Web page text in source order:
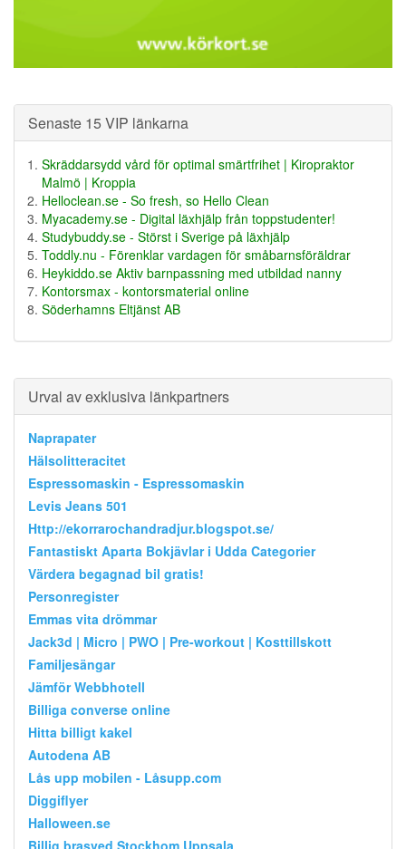
Senaste 15 VIP länkarna
Skräddarsydd vård för optimal smärtfrihet | Kiropraktor
Malmö | Kroppia
Helloclean.se - So fresh, so Hello Clean
Myacademy.se - Digital läxhjälp från toppstudenter!
Studybuddy.se - Störst i Sverige på läxhjälp
Toddly.nu - Förenklar vardagen för småbarnsföräldrar
Heykiddo.se Aktiv barnpassning med utbildad nanny
Kontorsmax - kontorsmaterial online
Söderhamns Eltjänst AB
Urval av exklusiva länkpartners
Naprapater
Hälsolitteracitet
Espressomaskin - Espressomaskin
Levis Jeans 501
Http://ekorrarochandradjur.blogspot.se/
Fantastiskt Aparta Bokjävlar i Udda Categorier
Värdera begagnad bil gratis!
Personregister
Emmas vita drömmar
Jack3d | Micro | PWO | Pre-workout | Kosttillskott
Familjesängar
Jämför Webbhotell
Billiga converse online
Hitta billigt kakel
Autodena AB
Lås upp mobilen - Låsupp.com
Diggiflyer
Halloween.se